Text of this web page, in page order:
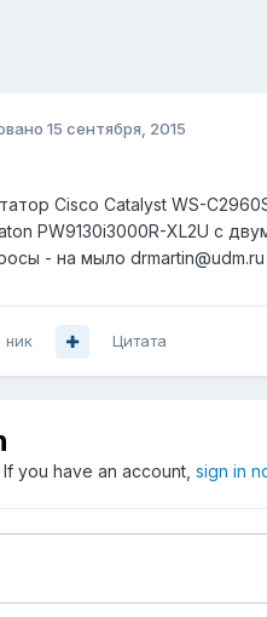
15 сентября, 2015
Cisco Catalyst WS-
PW9130i3000R-XL2U с
- на мыло drmartin@udm.ru
ник Цитата
you have an account, sign in